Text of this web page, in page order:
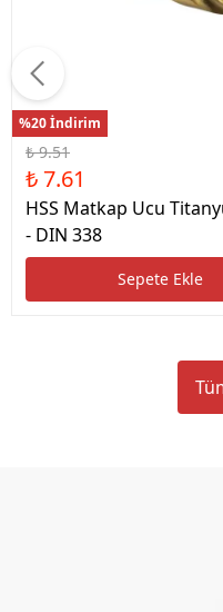
%20 İndirim
₺ 9.51
₺ 7.61
HSS Matkap Ucu
- DIN 338
Sepete Ekle